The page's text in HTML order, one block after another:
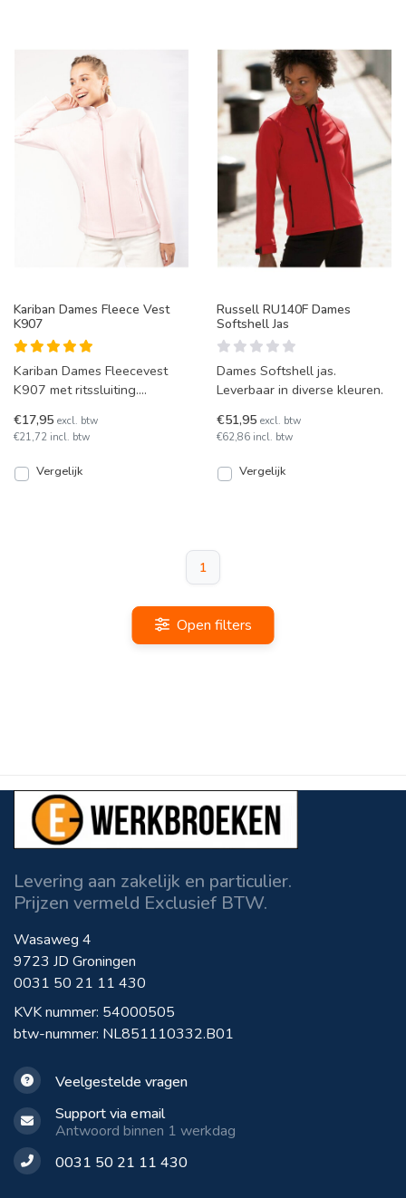
Kariban Dames Fleece Vest
K907
Kariban Dames Fleecevest
K907 met ritssluiting.
maatvoering en kleurkeuze!
€17,95 excl. btw
€21,72 incl. btw
Vergelijk
Russell RU140F Dames
Softshell Jas
Dames Softshell jas.
Leverbaar in diverse kleuren.
€51,95 excl. btw
€62,86 incl. btw
Vergelijk
1
Open filters
Levering aan zakelijk en particulier.
Prijzen vermeld Exclusief BTW.
Wasaweg 4
9723 JD Groningen
0031 50 21 11 430
KVK nummer: 54000505
btw-nummer: NL851110332.B01
Veelgestelde vragen
Support via email
Antwoord binnen 1 werkdag
0031 50 21 11 430